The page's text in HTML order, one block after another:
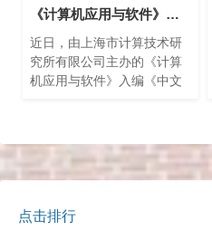
《计算机应用与软件》入编《中文核心期刊要目总览》2023年版
近日，由上海市计算技术研
究所有限公司主办的《计算
机应用与软件》入编《中文
点击排行